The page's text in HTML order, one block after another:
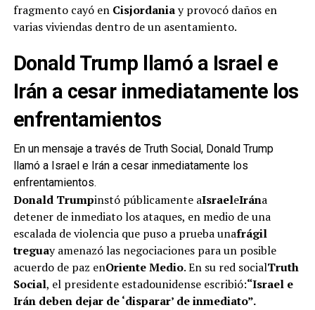
fragmento cayó en Cisjordaniay provocó daños en
varias viviendas dentro de un asentamiento.
Donald Trump llamó a Israel e
Irán a cesar inmediatamente los
enfrentamientos
En un mensaje a través de Truth Social, Donald Trump
llamó a Israel e Irán a cesar inmediatamente los
enfrentamientos.
Donald Trumpinstó públicamente aIsraeleIrána
detener de inmediato los ataques, en medio de una
escalada de violencia que puso a prueba unafrágil
treguay amenazó las negociaciones para un posible
acuerdo de paz enOriente Medio. En su red socialTruth
Social, el presidente estadounidense escribió:“Israel e
Irán deben dejar de ‘disparar’ de inmediato”.